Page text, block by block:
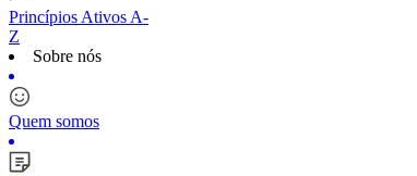
Princípios Ativos A-
Z
Sobre nós
Quem somos